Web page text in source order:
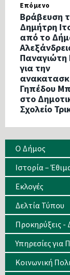
Επόμενο
Βράβευση
Δημήτρη
από το
Παναγιώτη
για την
Γηπέδου
στο
Σχολείο
Ο Δήμος
Ιστορία –
Eκλογές
Δελτία Τύπου
Προκηρύξεις -
Υπηρεσίες για
Κοινωνική